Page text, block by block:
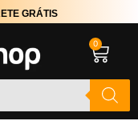
GRÁTIS
0